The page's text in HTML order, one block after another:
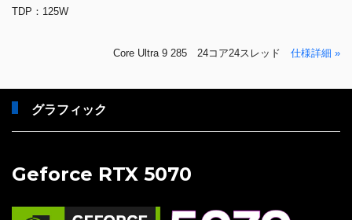
TDP：125W
Core Ultra 9 285 24コア24スレッド 仕様詳細 »
グラフィック
Geforce RTX 5070